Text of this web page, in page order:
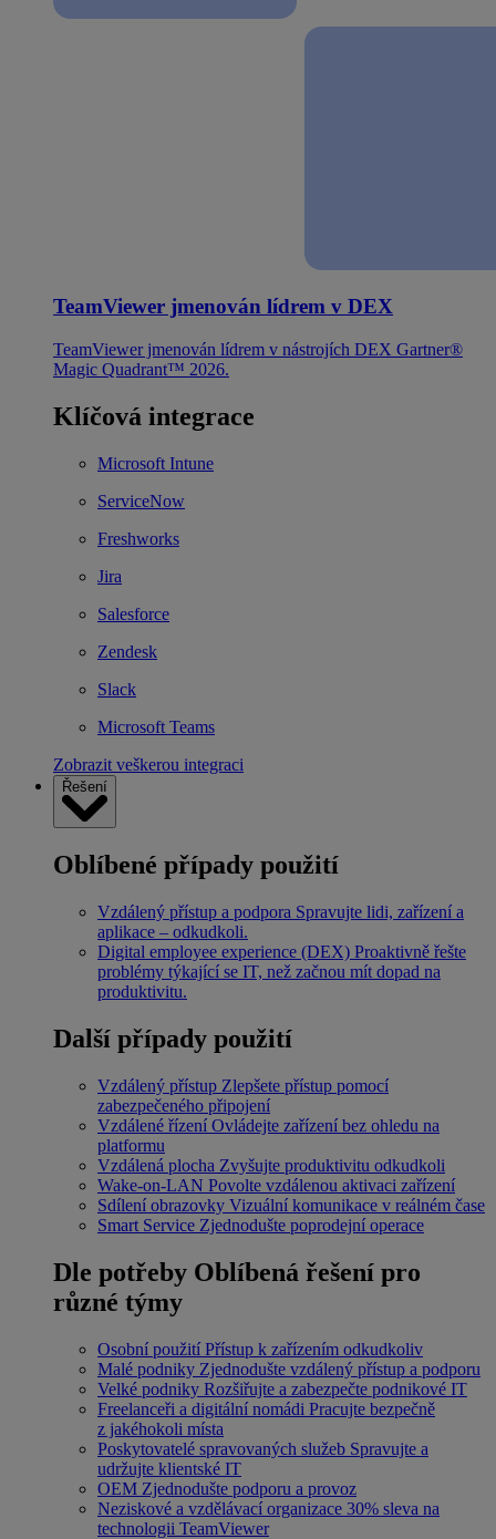
TeamViewer jmenován lídrem v DEX
TeamViewer jmenován lídrem v nástrojích DEX Gartner®
Magic Quadrant™ 2026.
Klíčová integrace
Microsoft Intune
ServiceNow
Freshworks
Jira
Salesforce
Zendesk
Slack
Microsoft Teams
Zobrazit veškerou integraci
Řešení
Oblíbené případy použití
Vzdálený přístup a podpora Spravujte lidi, zařízení a
aplikace – odkudkoli.
Digital employee experience (DEX) Proaktivně řešte
problémy týkající se IT, než začnou mít dopad na
produktivitu.
Další případy použití
Vzdálený přístup Zlepšete přístup pomocí
zabezpečeného připojení
Vzdálené řízení Ovládejte zařízení bez ohledu na
platformu
Vzdálená plocha Zvyšujte produktivitu odkudkoli
Wake-on-LAN Povolte vzdálenou aktivaci zařízení
Sdílení obrazovky Vizuální komunikace v reálném čase
Smart Service Zjednodušte poprodejní operace
Dle potřeby Oblíbená řešení pro
různé týmy
Osobní použití Přístup k zařízením odkudkoliv
Malé podniky Zjednodušte vzdálený přístup a podporu
Velké podniky Rozšiřujte a zabezpečte podnikové IT
Freelanceři a digitální nomádi Pracujte bezpečně
z jakéhokoli místa
Poskytovatelé spravovaných služeb Spravujte a
udržujte klientské IT
OEM Zjednodušte podporu a provoz
Neziskové a vzdělávací organizace 30% sleva na
technologii TeamViewer